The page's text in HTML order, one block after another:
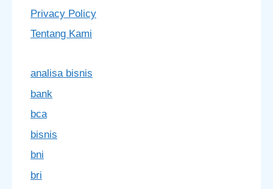
Privacy Policy
Tentang Kami
analisa bisnis
bank
bca
bisnis
bni
bri